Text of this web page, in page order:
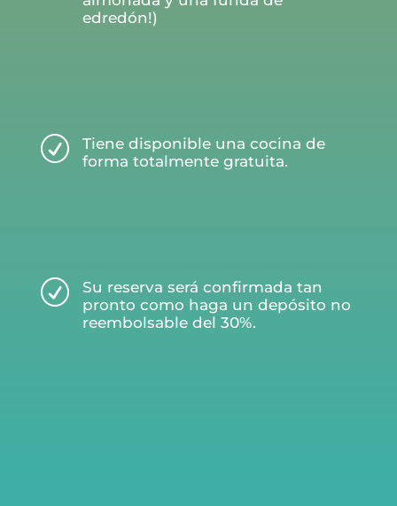
edredón!)
R
Tiene disponible una cocina de
forma totalmente gratuita.
R
Su reserva será confirmada tan
pronto como haga un depósito no
reembolsable del 30%.